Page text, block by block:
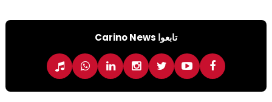
تابعوا Carino News